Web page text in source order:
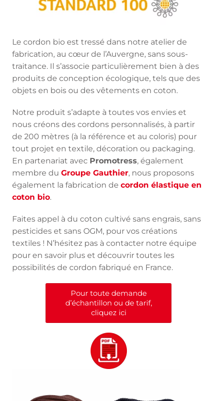
Le cordon bio est tressé dans notre atelier de
fabrication, au cœur de l’Auvergne, sans sous-
traitance. Il s’associe particulièrement bien à des
produits de conception écologique, tels que des
objets en bois ou des vêtements en coton.
Notre produit s’adapte à toutes vos envies et
nous créons des cordons personnalisés, à partir
de 200 mètres (à la référence et au coloris) pour
tout projet en textile, décoration ou packaging.
En partenariat avec Promotress, également
membre du Groupe Gauthier, nous proposons
également la fabrication de cordon élastique en
coton bio.
Faites appel à du coton cultivé sans engrais, sans
pesticides et sans OGM, pour vos créations
textiles ! N’hésitez pas à contacter notre équipe
pour en savoir plus et découvrir toutes les
possibilités de cordon fabriqué en France.
Pour toute demande
d’échantillon ou de tarif,
cliquez ici